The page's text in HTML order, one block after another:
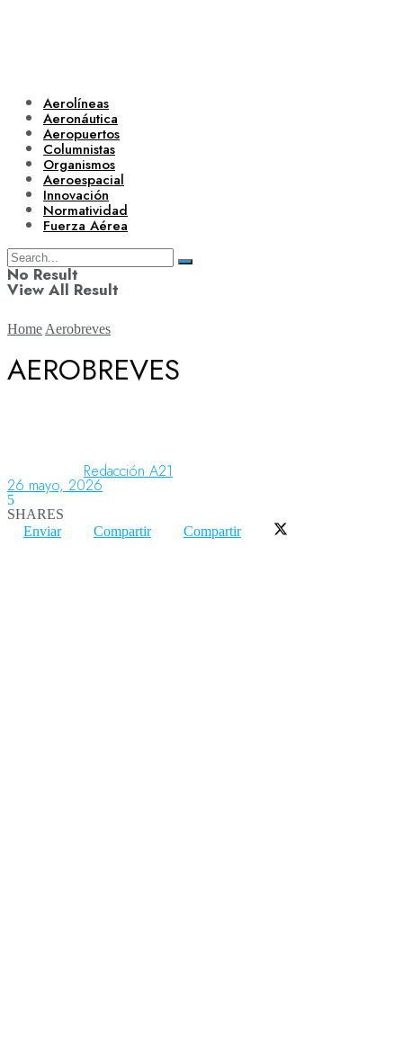
Aerolíneas
Aeronáutica
Aeropuertos
Columnistas
Organismos
Aeroespacial
Innovación
Normatividad
Fuerza Aérea
No Result
View All Result
Aeronáutica
Aeropuertos
Home Aerobreves
AEROBREVES
Redacción A21
26 mayo, 2026
5
SHARES
Enviar
Compartir Compartir